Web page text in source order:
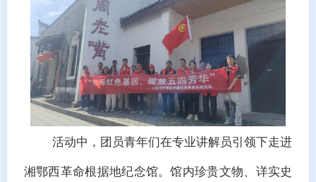
活动中，团员青年们在专业讲解员引领下走进
湘鄂西革命根据地纪念馆。馆内珍贵文物、详实史